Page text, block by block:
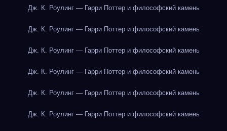
Дж. К. Роулинг — Гарри Поттер и философский камень
Дж. К. Роулинг — Гарри Поттер и философский камень
Дж. К. Роулинг — Гарри Поттер и философский камень
Дж. К. Роулинг — Гарри Поттер и философский камень
Дж. К. Роулинг — Гарри Поттер и философский камень
Дж. К. Роулинг — Гарри Поттер и философский камень